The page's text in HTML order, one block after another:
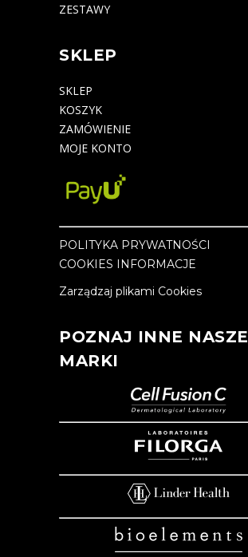
ZESTAWY
SKLEP
SKLEP
KOSZYK
ZAMÓWIENIE
MOJE KONTO
POLITYKA PRYWATNOŚCI
COOKIES INFORMACJE
Zarządzaj plikami Cookies
POZNAJ INNE NASZE
MARKI